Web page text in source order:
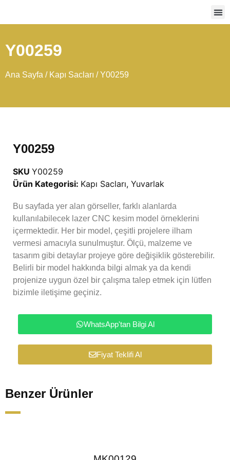
Y00259
Ana Sayfa / Kapı Sacları / Y00259
Y00259
SKU Y00259
Ürün Kategorisi: Kapı Sacları, Yuvarlak
Bu sayfada yer alan görseller, farklı alanlarda
kullanılabilecek lazer CNC kesim model örneklerini
içermektedir. Her bir model, çeşitli projelere ilham
vermesi amacıyla sunulmuştur. Ölçü, malzeme ve
tasarım gibi detaylar projeye göre değişiklik gösterebilir.
Belirli bir model hakkında bilgi almak ya da kendi
projenize uygun özel bir çalışma talep etmek için lütfen
bizimle iletişime geçiniz.
WhatsApp'tan Bilgi Al
Fiyat Teklifi Al
Benzer Ürünler